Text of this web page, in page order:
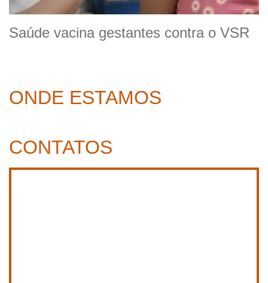
Saúde vacina gestantes contra o VSR
ONDE ESTAMOS
CONTATOS